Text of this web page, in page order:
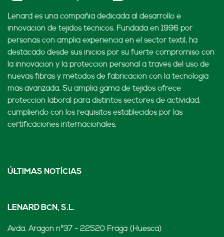
Lenard es una compañía dedicada al desarrollo e
innovación de tejidos técnicos. Fundada en 1996 por
personas con amplia experiencia en el sector textil, ha
destacado desde sus inicios por su fuerte compromiso con
la innovación y la protección personal a través del uso de
nuevas fibras y métodos de fabricación con la tecnología
más avanzada. Su amplia gama de tejidos ofrece
protección laboral para distintos sectores de actividad,
cumpliendo con los requisitos establecidos por las
certificaciones internacionales.
ÚLTIMAS NOTÍCIAS
LENARD BCN, S.L.
Avda. Aragón nº37 - 22520 Fraga (Huesca)